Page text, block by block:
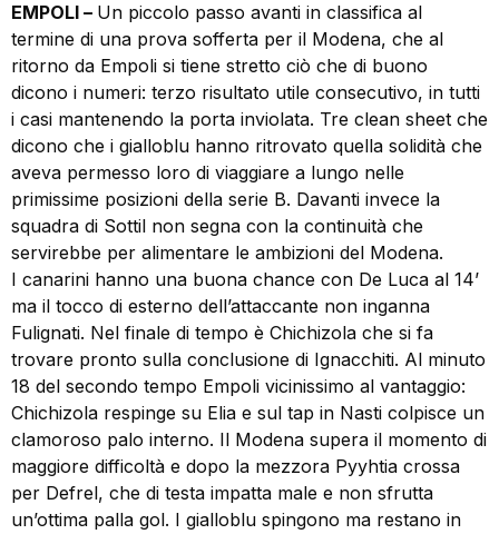
EMPOLI – Un piccolo passo avanti in classifica al
termine di una prova sofferta per il Modena, che al
ritorno da Empoli si tiene stretto ciò che di buono
dicono i numeri: terzo risultato utile consecutivo, in tutti
i casi mantenendo la porta inviolata. Tre clean sheet che
dicono che i gialloblu hanno ritrovato quella solidità che
aveva permesso loro di viaggiare a lungo nelle
primissime posizioni della serie B. Davanti invece la
squadra di Sottil non segna con la continuità che
servirebbe per alimentare le ambizioni del Modena.
I canarini hanno una buona chance con De Luca al 14’
ma il tocco di esterno dell’attaccante non inganna
Fulignati. Nel finale di tempo è Chichizola che si fa
trovare pronto sulla conclusione di Ignacchiti. Al minuto
18 del secondo tempo Empoli vicinissimo al vantaggio:
Chichizola respinge su Elia e sul tap in Nasti colpisce un
clamoroso palo interno. Il Modena supera il momento di
maggiore difficoltà e dopo la mezzora Pyyhtia crossa
per Defrel, che di testa impatta male e non sfrutta
un’ottima palla gol. I gialloblu spingono ma restano in